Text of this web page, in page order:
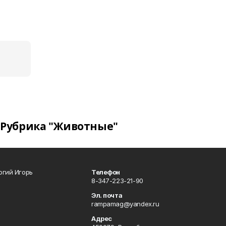
Рубрика "Животные"
Игорь
Телефон
8-347-223-21-90
Эл. почта
rampamag@yandex.ru
Адрес